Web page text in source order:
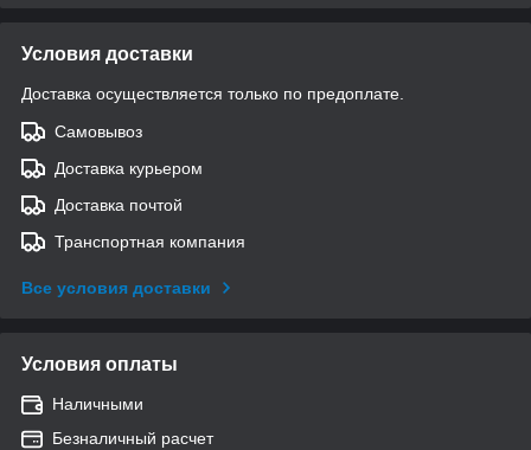
Условия доставки
Доставка осуществляется только по предоплате.
Самовывоз
Доставка курьером
Доставка почтой
Транспортная компания
Все условия доставки
Условия оплаты
Наличными
Безналичный расчет